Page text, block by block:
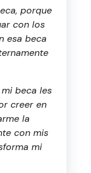
porque
con los
esa beca
beca les
creer en
la
con mis
mi